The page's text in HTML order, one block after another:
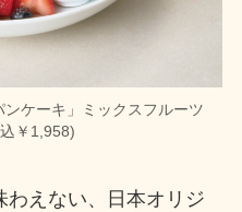
ケーキ」ミックスフルーツ
￥1,958)
えない、日本オリジ